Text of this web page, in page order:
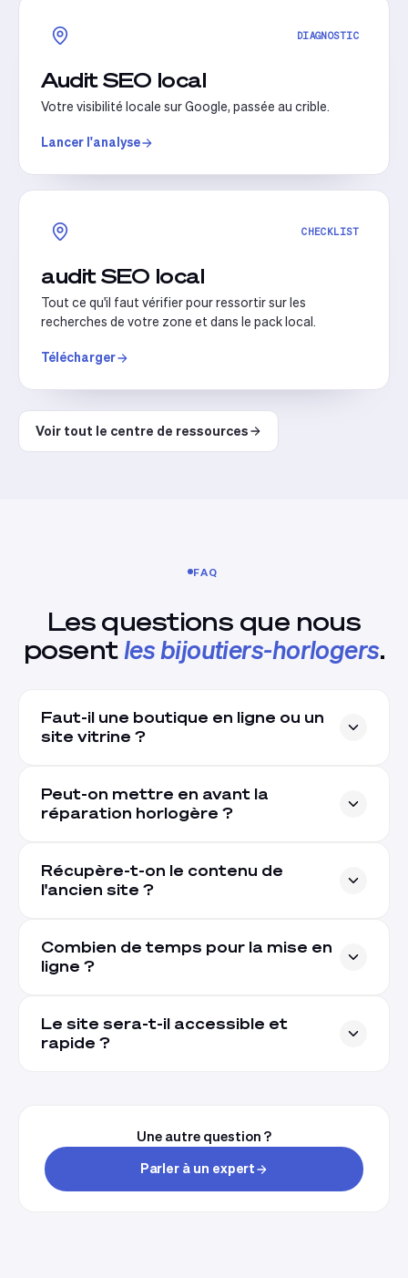
DIAGNOSTIC
Audit SEO local
Votre visibilité locale sur Google, passée au crible.
Lancer l'analyse
CHECKLIST
audit SEO local
Tout ce qu'il faut vérifier pour ressortir sur les
recherches de votre zone et dans le pack local.
Télécharger
Voir tout le centre de ressources
FAQ
Les questions que nous
posent les bijoutiers-horlogers.
Faut-il une boutique en ligne ou un
site vitrine ?
Peut-on mettre en avant la
réparation horlogère ?
Récupère-t-on le contenu de
l'ancien site ?
Combien de temps pour la mise en
ligne ?
Le site sera-t-il accessible et
rapide ?
Une autre question ?
Parler à un expert